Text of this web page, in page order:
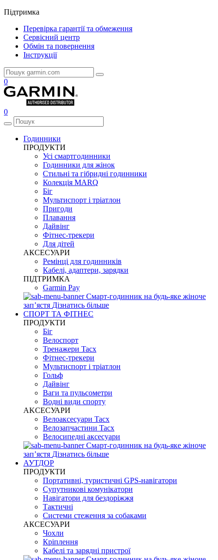
Підтримка
Перевірка гарантії та обмеження
Сервісний центр
Обмін та повернення
Інструкції
0
0
Годинники
ПРОДУКТИ
Усі смартгодинники
Годинники для жінок
Стильні та гібридні годинники
Колекція MARQ
Біг
Мультиспорт і тріатлон
Пригоди
Плавання
Дайвінг
Фітнес-трекери
Для дітей
АКСЕСУАРИ
Ремінці для годинників
Кабелі, адаптери, зарядки
ПІДТРИМКА
Garmin Pay
Смарт-годинник на будь-яке жіноче
запʼястя Дізнатись більше
СПОРТ ТА ФІТНЕС
ПРОДУКТИ
Біг
Велоспорт
Тренажери Tacx
Фітнес-трекери
Мультиспорт і тріатлон
Гольф
Дайвінг
Ваги та пульсометри
Водні види спорту
AKCЕСУАРИ
Велоаксесуари Tacx
Велозапчастини Tacx
Велосипедні аксесуари
Смарт-годинник на будь-яке жіноче
запʼястя Дізнатись більше
АУТДОР
ПРОДУКТИ
Портативні, туристичні GPS-навігатори
Супутникові комунікатори
Навігатори для бездоріжжя
Тактичні
Системи стеження за собаками
АКСЕСУАРИ
Чохли
Кріплення
Кабелі та зарядні пристрої